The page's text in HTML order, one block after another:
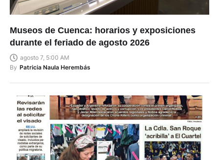
Museos de Cuenca: horarios y exposiciones
durante el feriado de agosto 2026
agosto 7, 5:00 AM
By Patricia Naula Herembás